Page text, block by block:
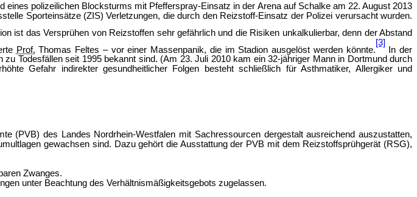
polizeilichen Blocksturms mit Pfefferspray-Einsatz in der Arena auf Schalke am 22. August 2013
Sporteinsätze (ZIS) Verletzungen, die durch den Reizstoff-Einsatz der Polizei verursacht wurden.
ist das Versprühen von Reizstoffen sehr gefährlich und die Risiken unkalkulierbar, denn der Abstand
Prof. Thomas Feltes – vor einer Massenpanik, die im Stadion ausgelöst werden könnte.
[3]
In der
Todesfällen seit 1995 bekannt sind. (Am 23. Juli 2010 kam ein 32-jähriger Mann in Dortmund durch
Gefahr indirekter gesundheitlicher Folgen besteht schließlich für Asthmatiker, Allergiker und
(PVB) des Landes Nordrhein-Westfalen mit Sachressourcen dergestalt ausreichend auszustatten,
gewachsen sind. Dazu gehört die Ausstattung der PVB mit dem Reizstoffsprühgerät (RSG),
Zwanges.
unter Beachtung des Verhältnismäßigkeitsgebots zugelassen.